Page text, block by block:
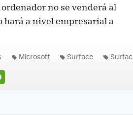
no se venderá al
hará a nivel empresarial a
Microsoft Surface